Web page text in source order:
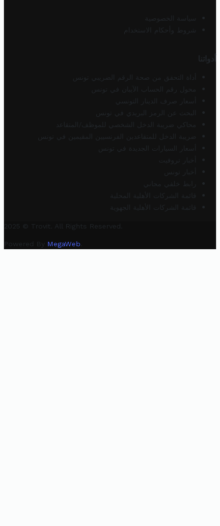
سياسة الخصوصية
شروط وأحكام الاستخدام
أدواتنا
أداة التحقق من صحة الرقم الضريبي تونس
محول رقم الحساب الآيبان في تونس
أسعار صرف الدينار التونسي
البحث عن الرمز البريدي في تونس
محاكي ضريبة الدخل الشخصي للموظف/المتقاعد
ضريبة الدخل للمتقاعدين الفرنسيين المقيمين في تونس
أسعار السيارات الجديدة في تونس
أخبار تروفيت
أخبار تونس
رابط خلفي مجاني
قائمة الشركات الأهلية المحلية
قائمة الشركات الأهلية الجهوية
2025 © Trovit. All Rights Reserved.
Powered By MegaWeb